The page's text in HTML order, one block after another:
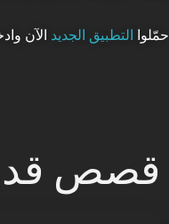
حمّلوا التطبيق الجديد الآن
قصص قد